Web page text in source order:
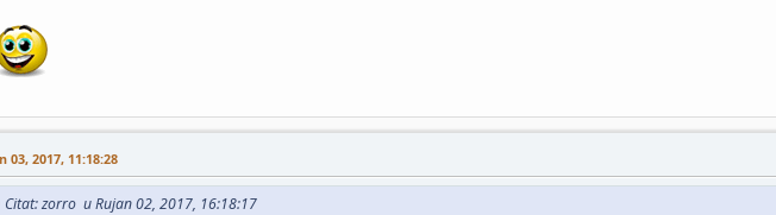
03, 2017, 11:18:28
Citat: zorro u Rujan 02, 2017, 16:18:17